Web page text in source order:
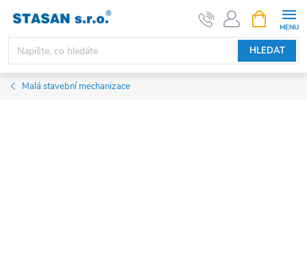
obsah
HLEDAT
NÁKUPNÍ
KOŠÍK
Malá stavební mechanizace